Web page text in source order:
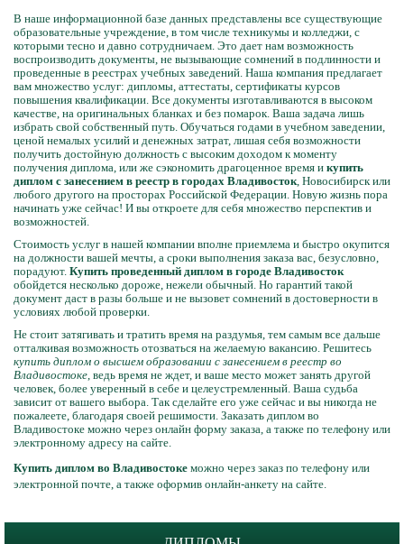
В наше информационной базе данных представлены все существующие
образовательные учреждение, в том числе техникумы и колледжи, с
которыми тесно и давно сотрудничаем. Это дает нам возможность
воспроизводить документы, не вызывающие сомнений в подлинности и
проведенные в реестрах учебных заведений. Наша компания предлагает
вам множество услуг: дипломы, аттестаты, сертификаты курсов
повышения квалификации. Все документы изготавливаются в высоком
качестве, на оригинальных бланках и без помарок. Ваша задача лишь
избрать свой собственный путь. Обучаться годами в учебном заведении,
ценой немалых усилий и денежных затрат, лишая себя возможности
получить достойную должность с высоким доходом к моменту
получения диплома, или же сэкономить драгоценное время и купить
диплом с занесением в реестр в городах Владивосток , Новосибирск или
любого другого на просторах Российской Федерации. Новую жизнь пора
начинать уже сейчас! И вы откроете для себя множество перспектив и
возможностей.
Стоимость услуг в нашей компании вполне приемлема и быстро окупится
на должности вашей мечты, а сроки выполнения заказа вас, безусловно,
порадуют. Купить проведенный диплом в городе Владивосток
обойдется несколько дороже, нежели обычный. Но гарантий такой
документ даст в разы больше и не вызовет сомнений в достоверности в
условиях любой проверки.
Не стоит затягивать и тратить время на раздумья, тем самым все дальше
отталкивая возможность отозваться на желаемую вакансию. Решитесь
купить диплом о высшем образовании с занесением в реестр во
Владивостоке , ведь время не ждет, и ваше место может занять другой
человек, более уверенный в себе и целеустремленный. Ваша судьба
зависит от вашего выбора. Так сделайте его уже сейчас и вы никогда не
пожалеете, благодаря своей решимости. Заказать диплом во
Владивостоке можно через онлайн форму заказа, а также по телефону или
электронному адресу на сайте.
Купить диплом во Владивостоке можно через заказ по телефону или
электронной почте, а также оформив онлайн-анкету на сайте.